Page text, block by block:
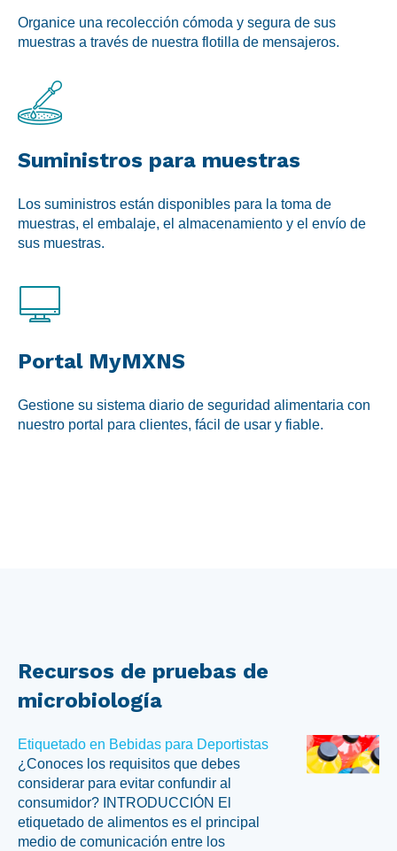
Organice una recolección cómoda y segura de sus
muestras a través de nuestra flotilla de mensajeros.
Suministros para muestras
Los suministros están disponibles para la toma de
muestras, el embalaje, el almacenamiento y el envío de
sus muestras.
Portal MyMXNS
Gestione su sistema diario de seguridad alimentaria con
nuestro portal para clientes, fácil de usar y fiable.
Recursos de pruebas de
microbiología
Etiquetado en Bebidas para Deportistas
¿Conoces los requisitos que debes
considerar para evitar confundir al
consumidor? INTRODUCCIÓN El
etiquetado de alimentos es el principal
medio de comunicación entre los